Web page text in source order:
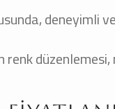
deneyimli